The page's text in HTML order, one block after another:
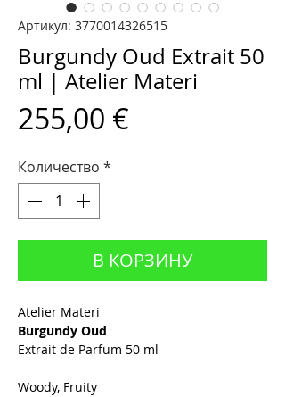
Артикул: 3770014326515
Burgundy Oud Extrait 50
ml | Atelier Materi
255,00 €
Количество *
В КОРЗИНУ
Atelier Materi
Burgundy Oud
Extrait de Parfum 50 ml
Woody, Fruity